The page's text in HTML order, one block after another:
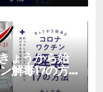
ょうから始
解毒17の方